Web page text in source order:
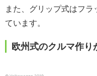
また、グリップ式はフ
ています。
欧州式のクルマ作り